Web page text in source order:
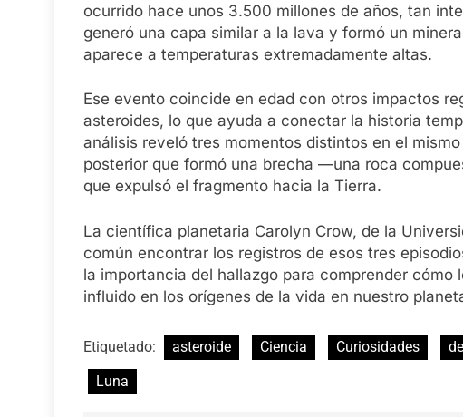
ocurrido hace unos 3.500 millones de años, tan
generó una capa similar a la lava y formó un
aparece a temperaturas extremadamente altas.
Ese evento coincide en edad con otros impactos
asteroides, lo que ayuda a conectar la historia
análisis reveló tres momentos distintos en el
posterior que formó una brecha —una roca
que expulsó el fragmento hacia la Tierra.
La científica planetaria Carolyn Crow, de la
común encontrar los registros de esos tres
la importancia del hallazgo para comprender
influido en los orígenes de la vida en nuestro
Etiquetado: asteroide Ciencia Curiosidades
Luna